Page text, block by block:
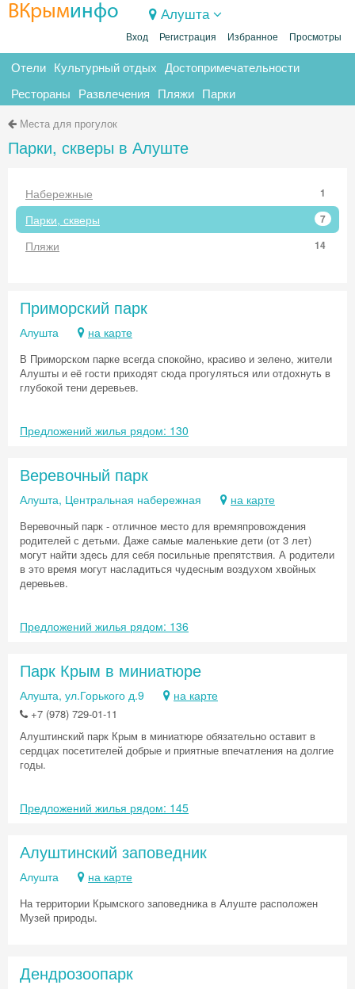
ВКрыминфо Алушта
Вход Регистрация Избранное Просмотры
Отели Культурный отдых Достопримечательности
Рестораны Развлечения Пляжи Парки
Места для прогулок
Парки, скверы в Алуште
Набережные 1
Парки, скверы 7
Пляжи 14
Приморский парк
Алушта на карте
В Приморском парке всегда спокойно, красиво и зелено, жители
Алушты и её гости приходят сюда прогуляться или отдохнуть в
глубокой тени деревьев.
Предложений жилья рядом: 130
Веревочный парк
Алушта, Центральная набережная на карте
Веревочный парк - отличное место для времяпровождения
родителей с детьми. Даже самые маленькие дети (от 3 лет)
могут найти здесь для себя посильные препятствия. А родители
в это время могут насладиться чудесным воздухом хвойных
деревьев.
Предложений жилья рядом: 136
Парк Крым в миниатюре
Алушта, ул.Горького д.9 на карте
+7 (978) 729-01-11
Алуштинский парк Крым в миниатюре обязательно оставит в
сердцах посетителей добрые и приятные впечатления на долгие
годы.
Предложений жилья рядом: 145
Алуштинский заповедник
Алушта на карте
На территории Крымского заповедника в Алуште расположен
Музей природы.
Дендрозоопарк